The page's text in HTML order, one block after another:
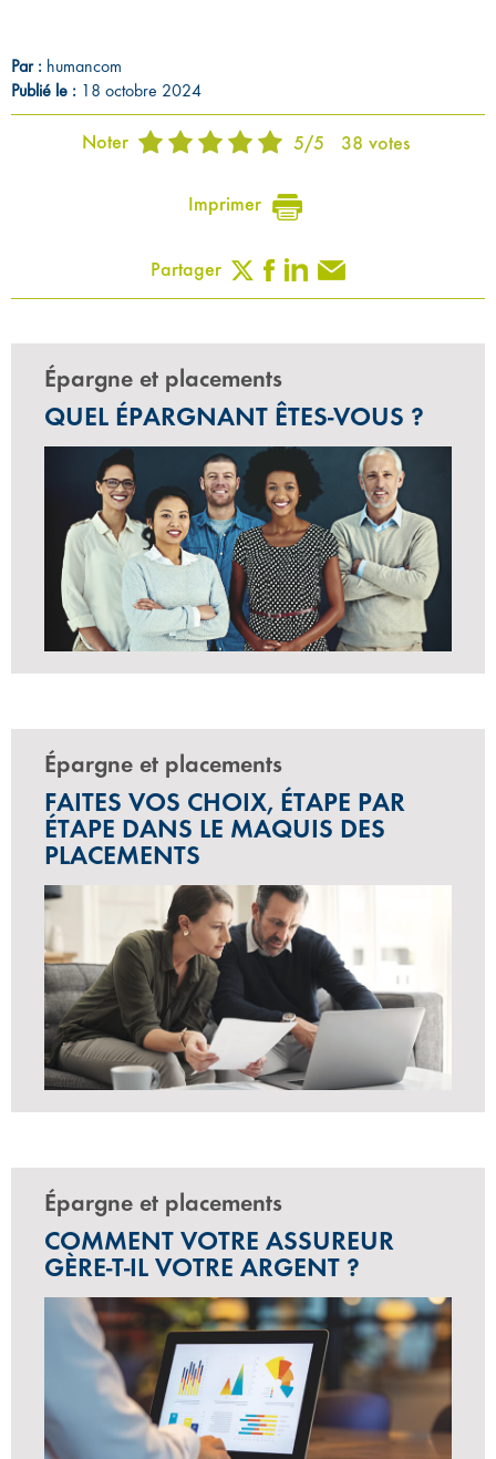
Par : humancom
Publié le : 18 octobre 2024
Noter 5/5 38 votes
Imprimer
Partager
Épargne et placements
QUEL ÉPARGNANT ÊTES-VOUS ?
Épargne et placements
FAITES VOS CHOIX, ÉTAPE PAR
ÉTAPE DANS LE MAQUIS DES
PLACEMENTS
Épargne et placements
COMMENT VOTRE ASSUREUR
GÈRE-T-IL VOTRE ARGENT ?